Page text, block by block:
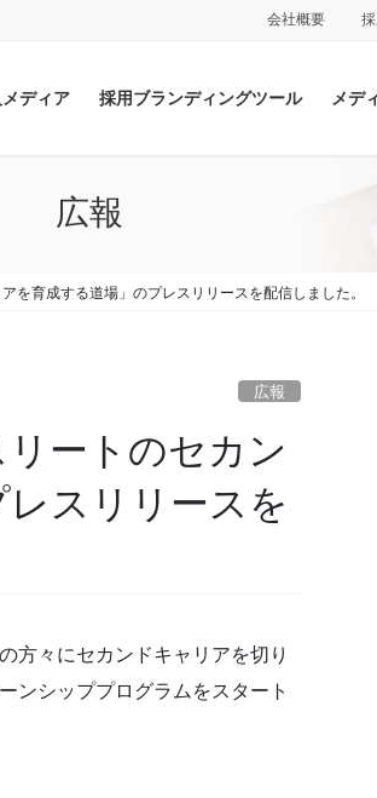
会社概要
ディア 採用ブランディングツール メデ
広報
を育成する道場」のプレスリリースを配信しました。
広報
ートのセカン
スリリースを
方々にセカンドキャリアを切り
ンシッププログラムをスタート